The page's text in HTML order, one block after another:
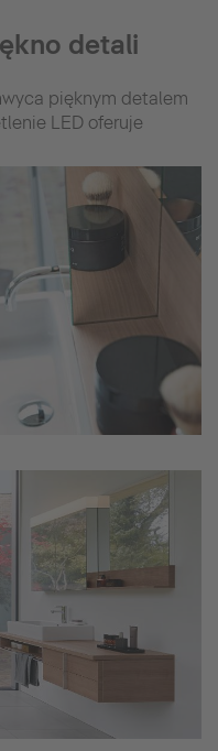
detali
pięknym detalem
LED oferuje